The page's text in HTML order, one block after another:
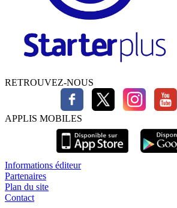
RETROUVEZ-NOUS
APPLIS MOBILES
Informations éditeur
Partenaires
Plan du site
Contact